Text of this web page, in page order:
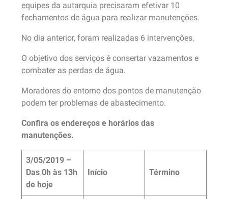
equipes da autarquia precisaram efetivar 10
fechamentos de água para realizar manutenções.
No dia anterior, foram realizadas 6 intervenções.
O objetivo dos serviços é consertar vazamentos e
combater as perdas de água.
Moradores do entorno dos pontos de manutenção
podem ter problemas de abastecimento.
Confira os endereços e horários das
manutenções.
3/05/2019 –
Das 0h às 13h
de hoje
Início Término